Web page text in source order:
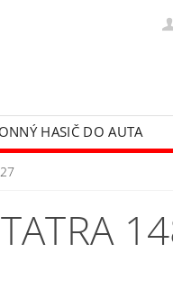
HASIČ DO AUTA